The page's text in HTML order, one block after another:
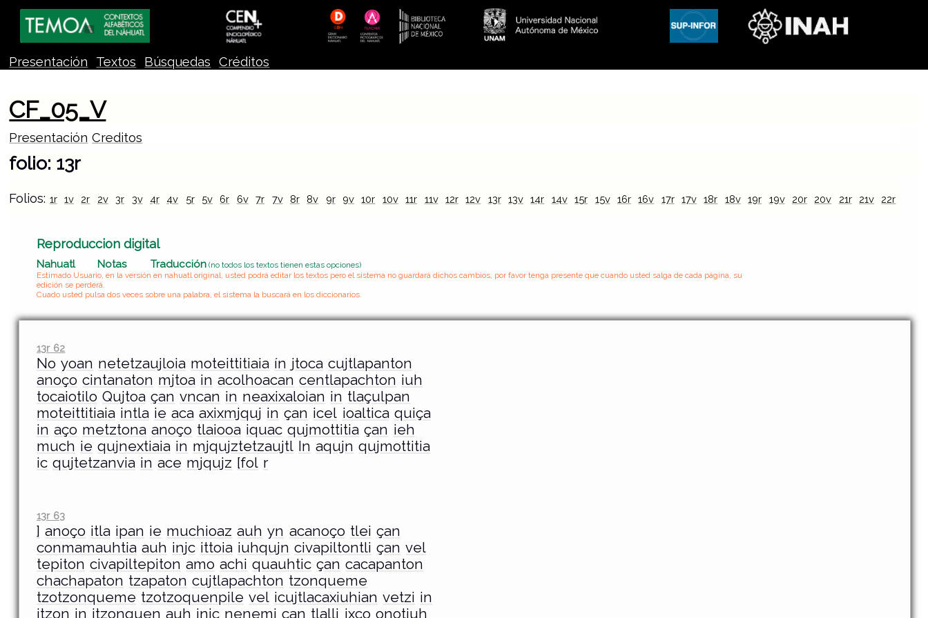
Presentación Textos Búsquedas Créditos
CF_05_V
Presentación Creditos
folio: 13r
Folios: 1r 1v 2r 2v 3r 3v 4r 4v 5r 5v 6r 6v 7r 7v 8r 8v 9r 9v 10r 10v 11r 11v 12r 12v 13r 13v 14r 14v 15r 15v 16r 16v 17r 17v 18r 18v 19r 19v 20r 20v 21r 21v 22r
Reproduccion digital
Nahuatl Notas Traducción (no todos los textos tienen estas opciones)
Estimado Usuario, en la versión en nahuatl original, usted podrá editar los textos pero el sistema no guardará dichos cambios, por favor tenga presente que cuando usted salga de cada página, su
edición se perderá.
Cuado usted pulsa dos veces sobre una palabra, el sistema la buscará en los diccionarios.
13r 62
No yoan netetzaujloia moteittitiaia ín jtoca cujtlapanton
anoço cintanaton mjtoa in acolhoacan centlapachton iuh
tocaiotilo Qujtoa çan vncan in neaxixaloian in tlaçulpan
moteittitiaia intla ie aca axixmjquj in çan icel ioaltica quiça
in aço metztona anoço tlaiooa iquac qujmottitia çan ieh
much ie qujnextiaia in mjqujztetzaujtl In aqujn qujmottitia
ic qujtetzanvia in ace mjqujz [fol r
13r 63
] anoço itla ipan ie muchioaz auh yn acanoço tlei çan
conmamauhtia auh injc ittoia iuhqujn civapiltontli çan vel
tepiton civapiltepiton amo achi quauhtic çan cacapanton
chachapaton tzapaton cujtlapachton tzonqueme
tzotzonqueme tzotzoquenpile vel icujtlacaxiuhian vetzi in
jtzon in jtzonquen auh injc nenemj çan tlalli ixco onotiuh